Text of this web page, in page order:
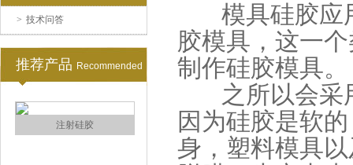
> 技术问答
推荐产品 Recommended
半透明模具硅胶
模具硅胶应
胶模具，这一
制作硅胶模具。
之所以会采
因为硅胶是软
身，塑料模具